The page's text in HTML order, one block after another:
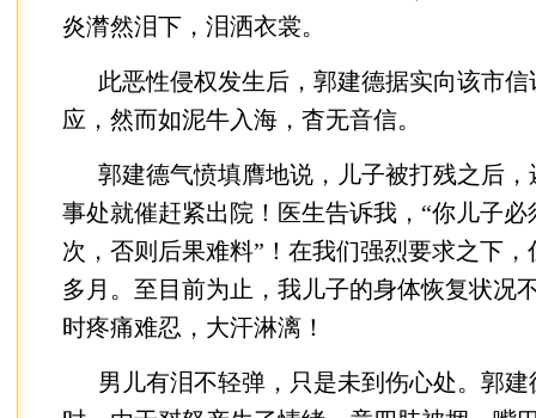
炎潸然泪下，泪洒衣裳。
此恶性侵权发生后，郭建德据实向该市信
应，然而如泥牛入海，杳无音信。
郭建德气愤填膺地说，儿子被打残之后，
事处就催赶紧出院！医生告诉我，“你儿子
次，否则后果难料”！在我们强烈要求之下
多月。至目前为止，我儿子的身体恢复状况
时疼痛难忍，大汗淋漓！
男儿有泪不轻弹，只是未到伤心处。郭建